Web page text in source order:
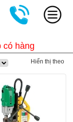
có hàng
Hiển thị theo